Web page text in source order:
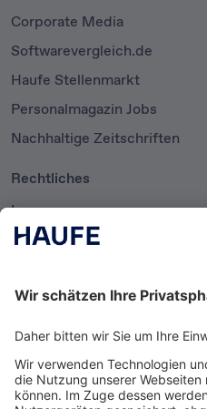
Corporate Media
Softwarevergleich.de
Haufe Stellenmarkt
Personalmagazin Jobs
Nachhaltige Zeitschriften
Rechtliches
Impressum
Datenschutzerklärung
AGB
Newsletter
Media News